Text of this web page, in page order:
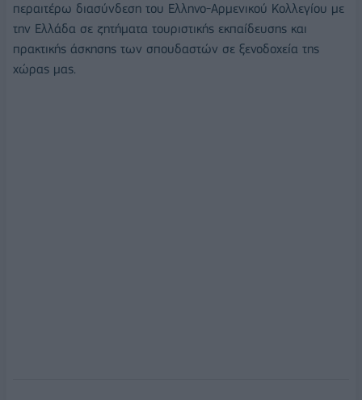
περαιτέρω διασύνδεση του Ελληνο-Αρμενικού Κολλεγίου με
την Ελλάδα σε ζητήματα τουριστικής εκπαίδευσης και
πρακτικής άσκησης των σπουδαστών σε ξενοδοχεία της
χώρας μας.